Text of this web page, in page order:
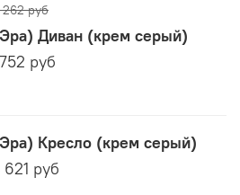
262 руб
Диван (крем серый)
руб
Кресло (крем серый)
руб